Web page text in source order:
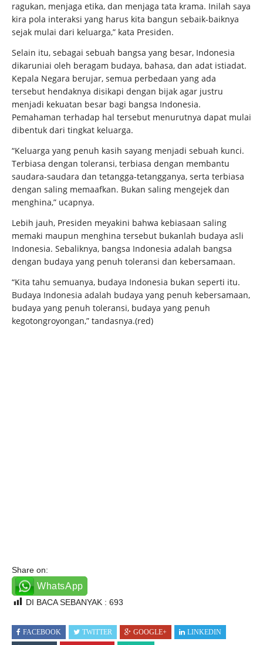
ragukan, menjaga etika, dan menjaga tata krama. Inilah saya
kira pola interaksi yang harus kita bangun sebaik-baiknya
sejak mulai dari keluarga,” kata Presiden.
Selain itu, sebagai sebuah bangsa yang besar, Indonesia
dikaruniai oleh beragam budaya, bahasa, dan adat istiadat.
Kepala Negara berujar, semua perbedaan yang ada
tersebut hendaknya disikapi dengan bijak agar justru
menjadi kekuatan besar bagi bangsa Indonesia.
Pemahaman terhadap hal tersebut menurutnya dapat mulai
dibentuk dari tingkat keluarga.
“Keluarga yang penuh kasih sayang menjadi sebuah kunci.
Terbiasa dengan toleransi, terbiasa dengan membantu
saudara-saudara dan tetangga-tetangganya, serta terbiasa
dengan saling memaafkan. Bukan saling mengejek dan
menghina,” ucapnya.
Lebih jauh, Presiden meyakini bahwa kebiasaan saling
memaki maupun menghina tersebut bukanlah budaya asli
Indonesia. Sebaliknya, bangsa Indonesia adalah bangsa
dengan budaya yang penuh toleransi dan kebersamaan.
“Kita tahu semuanya, budaya Indonesia bukan seperti itu.
Budaya Indonesia adalah budaya yang penuh kebersamaan,
budaya yang penuh toleransi, budaya yang penuh
kegotongroyongan,” tandasnya.(red)
Share on:
WhatsApp
DI BACA SEBANYAK : 693
FACEBOOK TWITTER GOOGLE+
LINKEDIN